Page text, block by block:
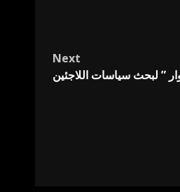
Next
” لبحث سياسات اللاجئين